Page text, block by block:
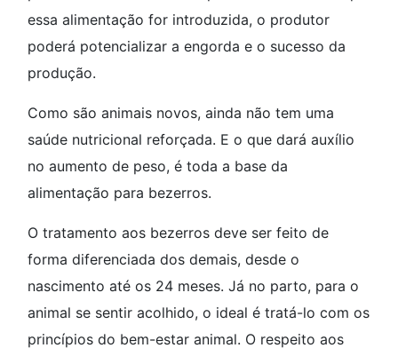
essa alimentação for introduzida, o produtor
poderá potencializar a engorda e o sucesso da
produção.
Como são animais novos, ainda não tem uma
saúde nutricional reforçada. E o que dará auxílio
no aumento de peso, é toda a base da
alimentação para bezerros.
O tratamento aos bezerros deve ser feito de
forma diferenciada dos demais, desde o
nascimento até os 24 meses. Já no parto, para o
animal se sentir acolhido, o ideal é tratá-lo com os
princípios do bem-estar animal. O respeito aos